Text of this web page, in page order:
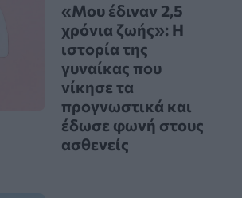
«Μου έδιναν 2,5
χρόνια ζωής»: Η
ιστορία της
γυναίκας που
νίκησε τα
προγνωστικά και
έδωσε φωνή στους
ασθενείς